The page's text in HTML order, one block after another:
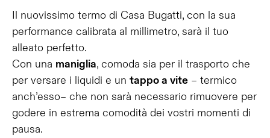
Il nuovissimo termo di Casa Bugatti, con la sua
performance calibrata al millimetro, sarà il tuo
alleato perfetto.
Con una maniglia, comoda sia per il trasporto che
per versare i liquidi e un tappo a vite – termico
anch’esso– che non sarà necessario rimuovere per
godere in estrema comodità dei vostri momenti di
pausa.